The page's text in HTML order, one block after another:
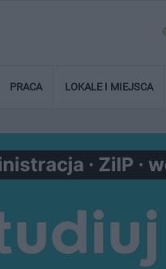
PRACA LOKALE I MIEJSCA